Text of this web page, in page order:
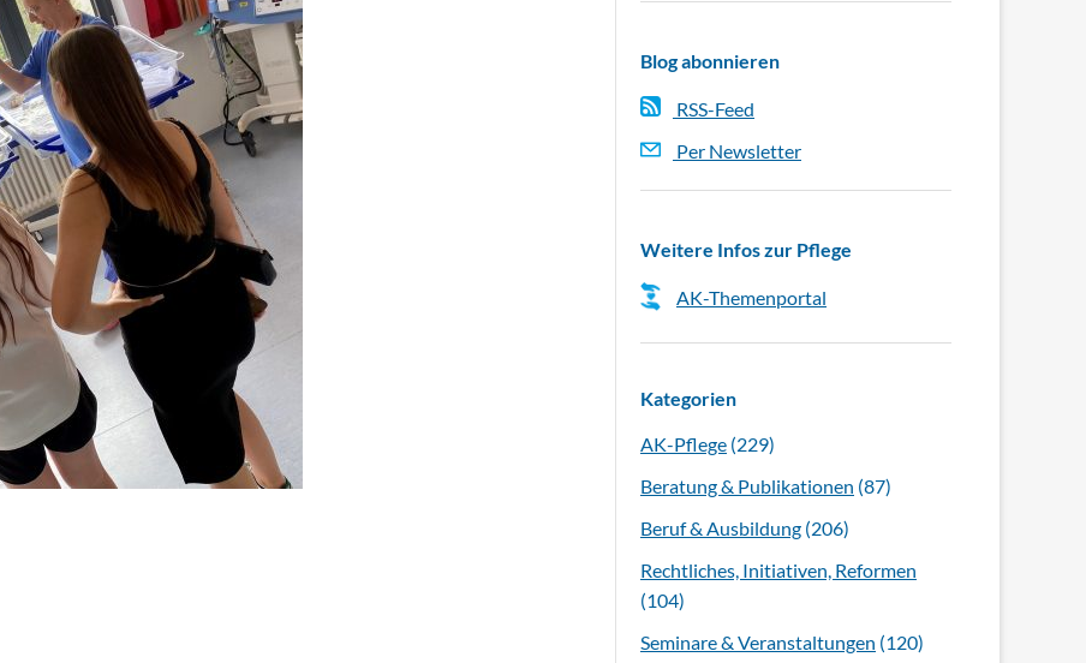
Blog abonnieren
RSS-Feed
Per Newsletter
Weitere Infos zur Pflege
AK-Themenportal
Kategorien
AK-Pflege (229)
Beratung & Publikationen (87)
Beruf & Ausbildung (206)
Rechtliches, Initiativen, Reformen
(104)
Seminare & Veranstaltungen (120)